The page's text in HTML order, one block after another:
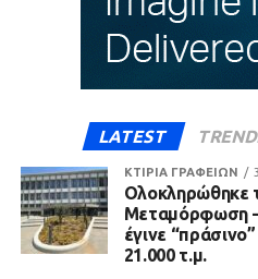
LATEST
ΚΤΙΡΙΑ ΓΡΑΦΕΙΩΝ
Ολοκληρώθηκε
Μεταμόρφωση
έγινε
21.000 τ.μ.